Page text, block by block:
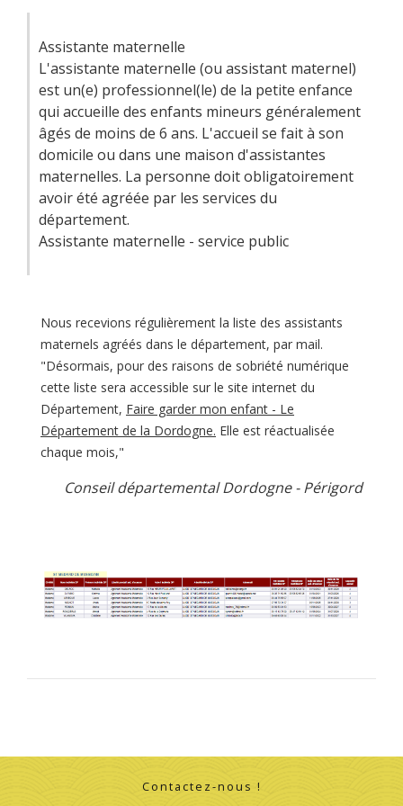
Assistante maternelle
L'assistante maternelle (ou assistant maternel)
est un(e) professionnel(le) de la petite enfance
qui accueille des enfants mineurs généralement
âgés de moins de 6 ans. L'accueil se fait à son
domicile ou dans une maison d'assistantes
maternelles. La personne doit obligatoirement
avoir été agréée par les services du
département.
Assistante maternelle - service public
Nous recevions régulièrement la liste des assistants
maternels agréés dans le département, par mail.
"Désormais, pour des raisons de sobriété numérique
cette liste sera accessible sur le site internet du
Département, Faire garder mon enfant - Le
Département de la Dordogne. Elle est réactualisée
chaque mois,"
Conseil départemental Dordogne - Périgord
Contactez-nous !